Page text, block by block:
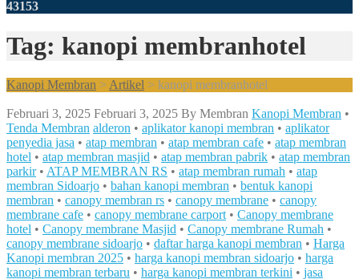
43153
Tag: kanopi membranhotel
Kanopi Membran > Artikel > kanopi membranhotel
Februari 3, 2025 Februari 3, 2025 By Membran Kanopi Membran •
Tenda Membran alderon • aplikator kanopi membran • aplikator
penyedia jasa • atap membran • atap membran cafe • atap membran
hotel • atap membran masjid • atap membran pabrik • atap membran
parkir• ATAP MEMBRAN RS • atap membran rumah • atap
membran Sidoarjo • bahan kanopi membran • bentuk kanopi
membran • canopy membran rs • canopy membrane • canopy
membrane cafe • canopy membrane carport • Canopy membrane
hotel • Canopy membrane Masjid • Canopy membrane Rumah •
canopy membrane sidoarjo • daftar harga kanopi membran • Harga
Kanopi membran 2025 • harga kanopi membran sidoarjo • harga
kanopi membran terbaru • harga kanopi membran terkini • jasa